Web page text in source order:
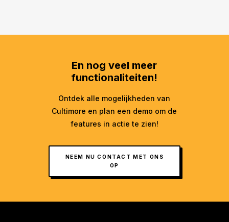
En nog veel meer
functionaliteiten!
Ontdek alle mogelijkheden van
Cultimore en plan een demo om de
features in actie te zien!
NEEM NU CONTACT MET ONS
OP